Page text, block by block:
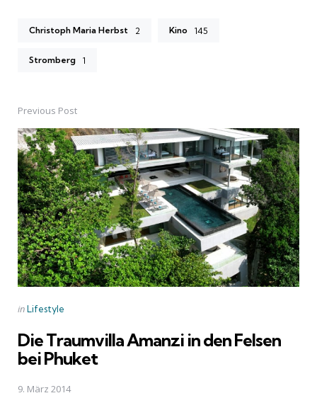
Christoph Maria Herbst 2 Kino 145
Stromberg 1
Post
navigation
Previous Post
Posted
inLifestyle
Die Traumvilla Amanzi in den Felsen
bei Phuket
9. März 2014